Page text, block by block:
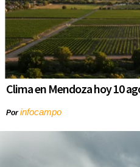
Clima en Mendoza hoy 10
Porinfocampo